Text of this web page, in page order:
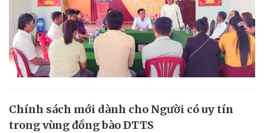
Chính sách mới dành cho Người có uy tín
trong vùng đồng bào DTTS